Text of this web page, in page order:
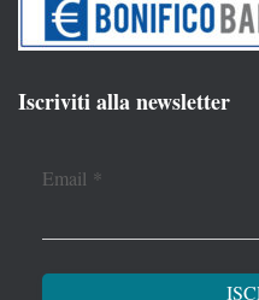
Iscriviti alla newsletter
Email *